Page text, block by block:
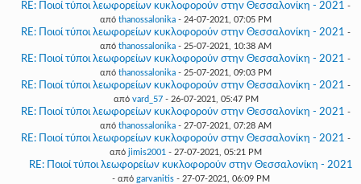
RE: Ποιοί τύποι λεωφορείων κυκλοφορούν στην Θεσσαλονίκη - 2021 -
από thanossalonika - 24-07-2021, 07:05 PM
RE: Ποιοί τύποι λεωφορείων κυκλοφορούν στην Θεσσαλονίκη - 2021 -
από thanossalonika - 25-07-2021, 10:38 AM
RE: Ποιοί τύποι λεωφορείων κυκλοφορούν στην Θεσσαλονίκη - 2021 -
από thanossalonika - 25-07-2021, 09:03 PM
RE: Ποιοί τύποι λεωφορείων κυκλοφορούν στην Θεσσαλονίκη - 2021 -
από vard_57- 26-07-2021, 05:47 PM
RE: Ποιοί τύποι λεωφορείων κυκλοφορούν στην Θεσσαλονίκη - 2021 -
από thanossalonika - 27-07-2021, 07:28 AM
RE: Ποιοί τύποι λεωφορείων κυκλοφορούν στην Θεσσαλονίκη - 2021 -
από jimis2001 - 27-07-2021, 05:21 PM
RE: Ποιοί τύποι λεωφορείων κυκλοφορούν στην Θεσσαλονίκη - 2021
- από garvanitis - 27-07-2021, 06:09 PM